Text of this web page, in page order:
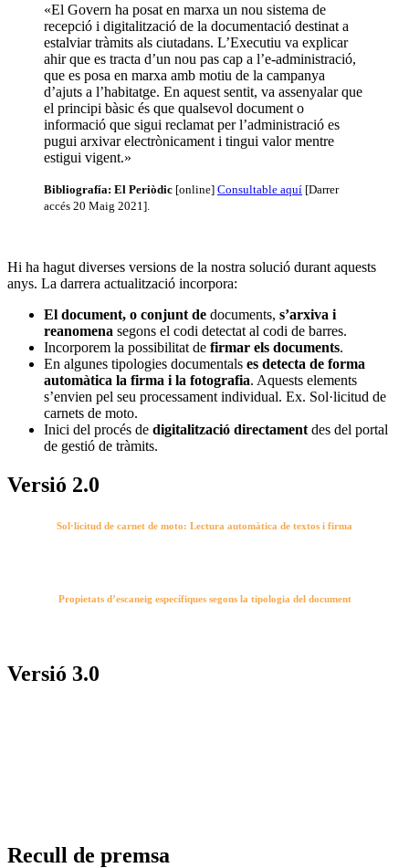
«El Govern ha posat en marxa un nou sistema de
recepció i digitalització de la documentació destinat a
estalviar tràmits als ciutadans. L’Executiu va explicar
ahir que es tracta d’un nou pas cap a l’e-administració,
que es posa en marxa amb motiu de la campanya
d’ajuts a l’habitatge. En aquest sentit, va assenyalar que
el principi bàsic és que qualsevol document o
informació que sigui reclamat per l’administració es
pugui arxivar electrònicament i tingui valor mentre
estigui vigent.»
Bibliografía: El Periòdic [online] Consultable aquí [Darrer
accés 20 Maig 2021].
Hi ha hagut diverses versions de la nostra solució durant aquests
anys. La darrera actualització incorpora:
El document, o conjunt de documents, s’arxiva i
reanomena segons el codi detectat al codi de barres.
Incorporem la possibilitat de firmar els documents.
En algunes tipologies documentals es detecta de forma
automàtica la firma i la fotografia. Aquests elements
s’envien pel seu processament individual. Ex. Sol·licitud de
carnets de moto.
Inici del procés de digitalització directament des del portal
de gestió de tràmits.
Versió 2.0
Sol·licitud de carnet de moto: Lectura automàtica de textos i firma
Propietats d’escaneig específiques segons la tipologia del document
Versió 3.0
Recull de premsa